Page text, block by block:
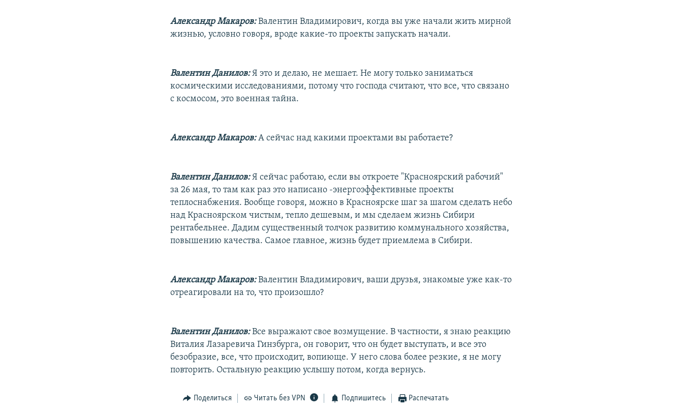
Александр Макаров:Валентин Владимирович, когда вы уже начали жить мирной
жизнью, условно говоря, вроде какие-то проекты запускать начали.
Валентин Данилов:Я это и делаю, не мешает. Не могу только заниматься
космическими исследованиями, потому что господа считают, что все, что связано
с космосом, это военная тайна.
Александр Макаров:А сейчас над какими проектами вы работаете?
Валентин Данилов:Я сейчас работаю, если вы откроете "Красноярский рабочий"
за 26 мая, то там как раз это написано -энергоэффективные проекты
теплоснабжения. Вообще говоря, можно в Красноярске шаг за шагом сделать небо
над Красноярском чистым, тепло дешевым, и мы сделаем жизнь Сибири
рентабельнее. Дадим существенный толчок развитию коммунального хозяйства,
повышению качества. Самое главное, жизнь будет приемлема в Сибири.
Александр Макаров:Валентин Владимирович, ваши друзья, знакомые уже как-то
отреагировали на то, что произошло?
Валентин Данилов:Все выражают свое возмущение. В частности, я знаю реакцию
Виталия Лазаревича Гинзбурга, он говорит, что он будет выступать, и все это
безобразие, все, что происходит, вопиюще. У него слова более резкие, я не могу
повторить. Остальную реакцию услышу потом, когда вернусь.
Поделиться Читать без VPN Подпишитесь Распечатать